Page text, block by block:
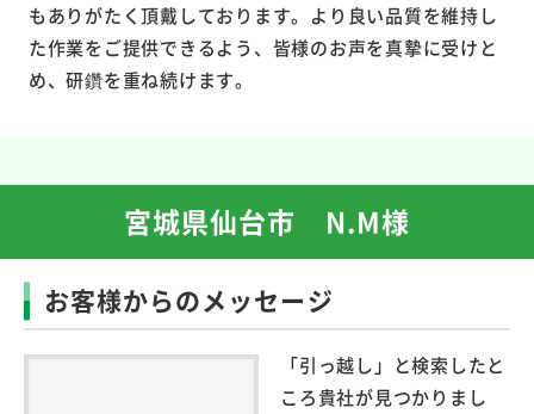
もありがたく頂戴しております。より良い品質を維持し
た作業をご提供できるよう、皆様のお声を真摯に受けと
め、研鑽を重ね続けます。
宮城県仙台市 N.M様
お客様からのメッセージ
「引っ越し」と検索したと
ころ貴社が見つかりまし